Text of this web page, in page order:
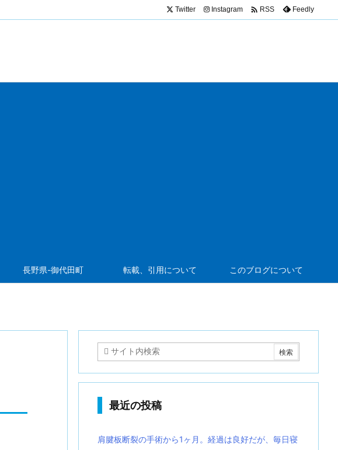
長野県-御代田町 転載、引用について このブログについて
Twitter Instagram  RSS Feedly
最近の投稿
肩腱板断裂の手術から1ヶ月。経過は良好だが、毎日寝